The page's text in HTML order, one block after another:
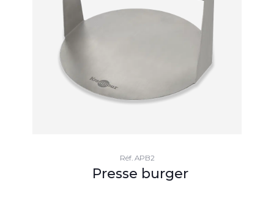
Réf. APB2
Presse burger